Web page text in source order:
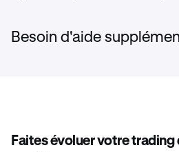
Besoin d'aide
Faites évoluer votre trading